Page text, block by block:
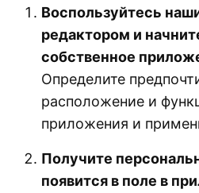
Воспользуйтесь
редактором и
собственное
Определите
расположение и
приложения и
Получите
появится в поле в